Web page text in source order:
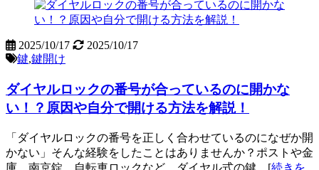
2025/10/17
2025/10/17
鍵,鍵開け
ダイヤルロックの番号が合っているのに開かな
い！？原因や自分で開ける方法を解説！
「ダイヤルロックの番号を正しく合わせているのになぜか開
かない」そんな経験をしたことはありませんか？ポストや金
庫、南京錠、自転車ロックなど、ダイヤル式の鍵…[続きを